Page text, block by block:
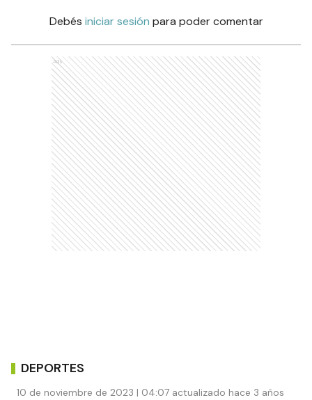
Debés iniciar sesión para poder comentar
Ads
DEPORTES
10 de noviembre de 2023 | 04:07 actualizado hace 3 años